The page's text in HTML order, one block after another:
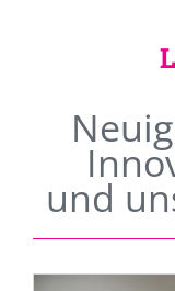
und